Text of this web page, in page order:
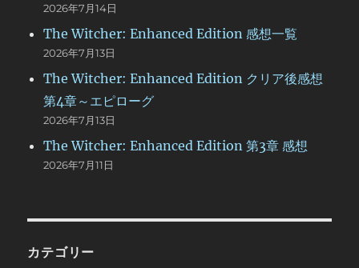
2026年7月14日
The Witcher: Enhanced Edition 感想一覧
2026年7月13日
The Witcher: Enhanced Edition クリア後感想
第4章～エピローグ
2026年7月13日
The Witcher: Enhanced Edition 第3章 感想
2026年7月11日
カテゴリー